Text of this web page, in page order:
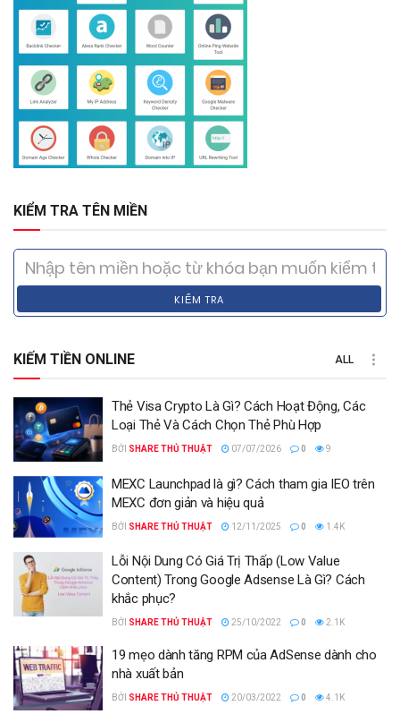
KIỂM TRA TÊN MIỀN
KIỂM TRA
KIẾM TIỀN ONLINE ALL
Thẻ Visa Crypto Là Gì? Cách Hoạt Động, Các
Loại Thẻ Và Cách Chọn Thẻ Phù Hợp
BỞI SHARE THỦ THUẬT 07/07/2026 0 9
MEXC Launchpad là gì? Cách tham gia IEO trên
MEXC đơn giản và hiệu quả
BỞI SHARE THỦ THUẬT 12/11/2025 0 1.4K
Lỗi Nội Dung Có Giá Trị Thấp (Low Value
Content) Trong Google Adsense Là Gì? Cách
khắc phục?
BỞI SHARE THỦ THUẬT 25/10/2022 0 2.1K
19 mẹo dành tăng RPM của AdSense dành cho
nhà xuất bản
BỞI SHARE THỦ THUẬT 20/03/2022 0 4.1K